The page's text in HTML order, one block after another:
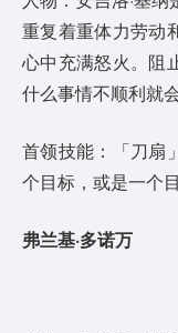
重复着重体力劳动
心中充满怒火。阻
什么事情不顺利就
首领技能：「刀扇
个目标，或是一个
弗兰基·多诺万